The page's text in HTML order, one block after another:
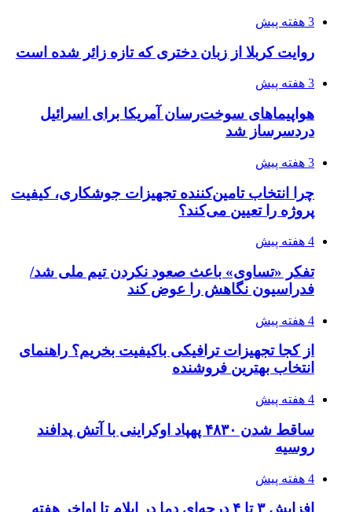
برق، ضامن پایداری شبکه است
4 هفته پیش
راه اندازی مرغداری؛ محاسبه هزینه، درآمد و سود با
طرح توجیهی
4 هفته پیش
۱۴۲۰؛ راه ارتباطی بیمه شدگان تأمین‌اجتماعی
۱۴۰۵/۰۴/۱۶
احتمال بازگشت نرخ حمل دریایی به قبل از جنگ
طی ۲ تا ۳ ماه آینده
۱۴۰۵/۰۴/۱۵
شکست شاگردان قهرمانی مقابل چین تایپه/ تلاش
برای عنوان یازدهمی
۱۴۰۵/۰۴/۱۵
عاشقانه، دارک رومنس و رمان بدون حذفیات
۱۴۰۵/۰۴/۱۴
راهنمای جامع خرید تجهیزات اندازه گیری؛ چطور
دقیق‌ترین ابزارها را آنلاین بخریم؟